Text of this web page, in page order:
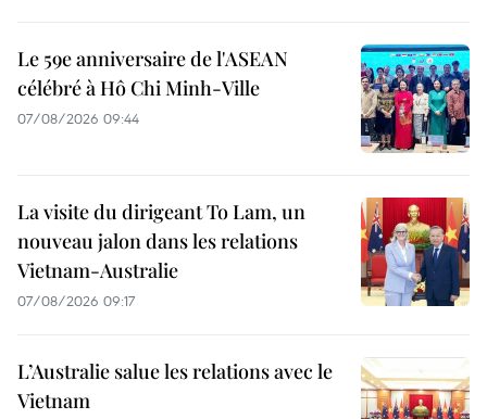
Le 59e anniversaire de l'ASEAN
célébré à Hô Chi Minh-Ville
07/08/2026 09:44
La visite du dirigeant To Lam, un
nouveau jalon dans les relations
Vietnam-Australie
07/08/2026 09:17
L’Australie salue les relations avec le
Vietnam